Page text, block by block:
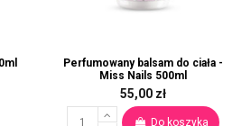
Perfumowany balsam do ciała -
Miss Nails 500ml
55,00 zł
Do koszyka